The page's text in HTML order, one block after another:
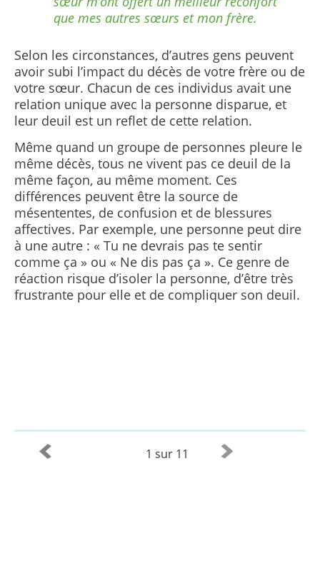
que mes autres sœurs et mon frère.
Selon les circonstances, d’autres gens peuvent
avoir subi l’impact du décès de votre frère ou de
votre sœur. Chacun de ces individus avait une
relation unique avec la personne disparue, et
leur deuil est un reflet de cette relation.
Même quand un groupe de personnes pleure le
même décès, tous ne vivent pas ce deuil de la
même façon, au même moment. Ces
différences peuvent être la source de
mésententes, de confusion et de blessures
affectives. Par exemple, une personne peut dire
à une autre : « Tu ne devrais pas te sentir
comme ça » ou « Ne dis pas ça ». Ce genre de
réaction risque d’isoler la personne, d’être très
frustrante pour elle et de compliquer son deuil.
1 sur 11